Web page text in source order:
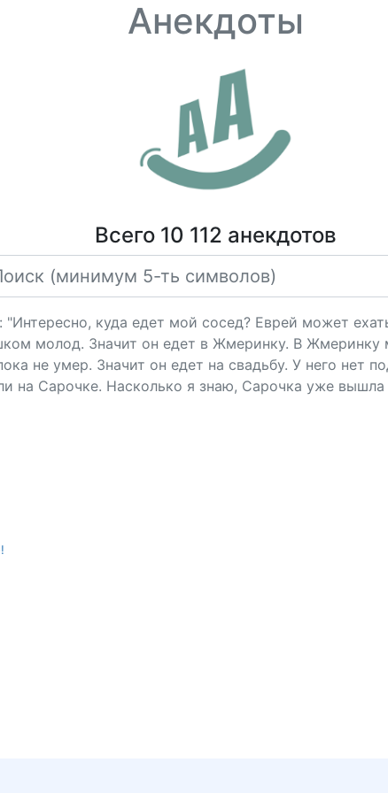
Анекдоты
Всего 10 112 анекдотов
куда едет мой сосед? Еврей может
молод. Значит он едет в Жмеринку. В Жмеринку
не умер. Значит он едет на свадьбу. У него нет
на Сарочке. Насколько я знаю, Сарочка уже